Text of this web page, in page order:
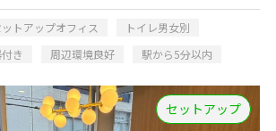
ットアップオフィス
トイレ男女別
き 周辺環境良好 駅から5分以内
セットアップ